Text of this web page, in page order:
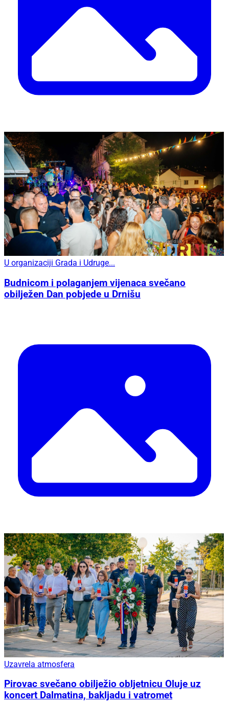
U organizaciji Grada i Udruge...
Budnicom i polaganjem vijenaca svečano
obilježen Dan pobjede u Drnišu
Uzavrela atmosfera
Pirovac svečano obilježio obljetnicu Oluje uz
koncert Dalmatina, bakljadu i vatromet